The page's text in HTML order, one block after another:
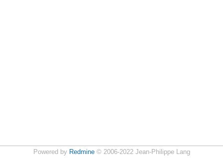
Powered by Redmine© 2006-2022 Jean-Philippe Lang